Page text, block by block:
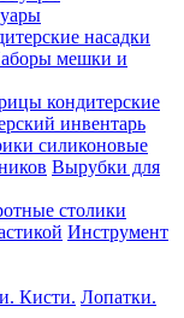
насадки
мешки и
кондитерские
инвентарь
силиконовые
Вырубки для
столики
Инструмент
Лопатки.